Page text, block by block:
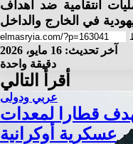
انتقامية ضد أهداف
آخر تحديث: 16 مايو، 2026
دقيقة واحدة
أقرأ التالي
عربي ودولى
قطارا لمعدات
عسكرية أوكرانية